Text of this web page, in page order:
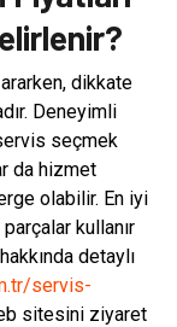
dikkate
Deneyimli
seçmek
da hizmet
olabilir. En iyi
kullanır
detaylı
servis-
sitesini ziyaret